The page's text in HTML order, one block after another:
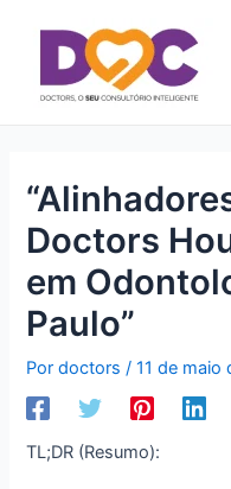
conteúdo
Doctors
em
Paulo”
Pordoctors/11 de maio
TL;DR (Resumo):